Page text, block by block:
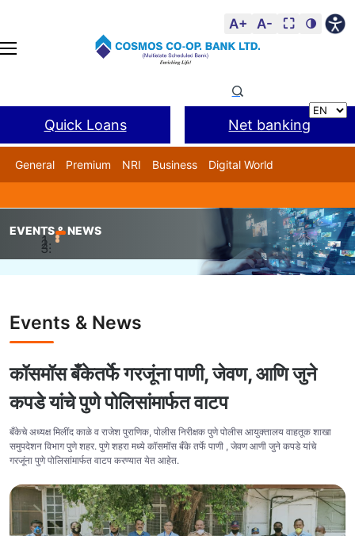
A+ A- ⛶ 🌗
Quick Loans Net banking
General Premium NRI Business
Digital World
Home Events & News कॉसमॉस बँकेतर्फे गरजूंना पाणी, जेवण, आणि
EVENTS & NEWS
Events & News
कॉसमॉस बँकेतर्फे गरजूंना पाणी, जेवण, आणि जुने
कपडे यांचे पुणे पोलिसांमार्फत वाटप
बँकेचे अध्यक्ष मिलींद काळे व राजेश पुराणिक, पोलीस निरीक्षक पुणे पोलीस आयुक्तालय वाहतूक शाखा
समुपदेशन विभाग पुणे शहर. पुणे शहरा मध्ये कॉसमॉस बँके तर्फे पाणी , जेवण आणी जुने कपडे यांचे
गरजूंना पुणे पोलिसांमार्फत वाटप करण्यात येत आहेत.